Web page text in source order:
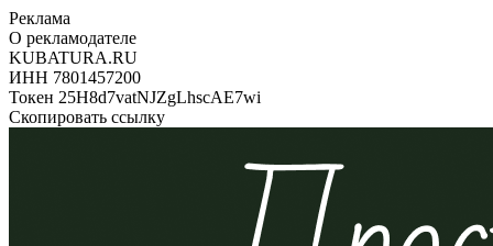
Реклама
О рекламодателе
KUBATURA.RU
ИНН 7801457200
Токен 25H8d7vatNJZgLhscAE7wi
Скопировать ссылку